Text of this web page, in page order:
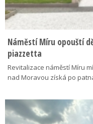
Náměstí Míru opouští
piazzetta
Revitalizace náměstí Míru
nad Moravou získá po